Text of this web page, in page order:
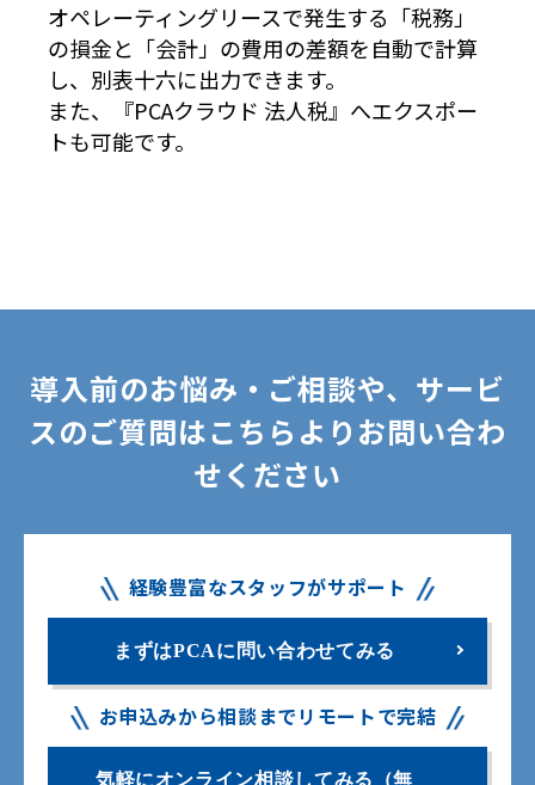
オペレーティングリースで発生する「税務」
の損金と「会計」の費用の差額を自動で計算
し、別表十六に出力できます。
また、『PCAクラウド 法人税』へエクスポー
トも可能です。
導入前のお悩み・ご相談や、サービ
スのご質問はこちらよりお問い合わ
せください
経験豊富なスタッフがサポート
まずはPCAに問い合わせてみる
お申込みから相談までリモートで完結
気軽にオンライン相談してみる（無